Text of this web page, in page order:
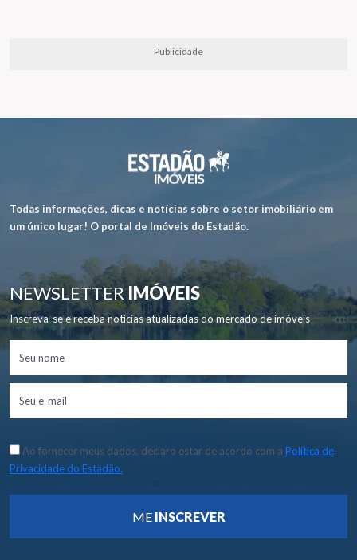
Publicidade
Todas informações, dicas e notícias sobre o setor imobiliário em
um único lugar! O portal de Imóveis do Estadão.
NEWSLETTERIMÓVEIS
Inscreva-se e receba notícias atualizadas do mercado de imóveis
Ao fornecer meus dados, declaro estar de acordo com a Política de
Privacidade do Estadão.
ME INSCREVER